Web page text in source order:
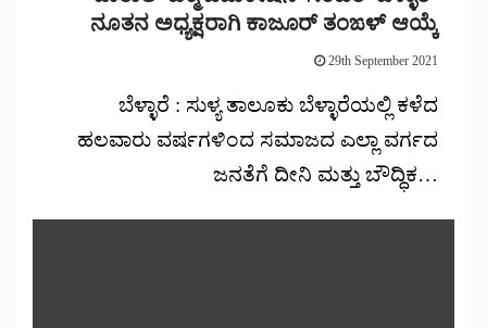
ನೂತನ ಅಧ್ಯಕ್ಷರಾಗಿ ಕಾಜೂರ್ ತಂಙಳ್ ಆಯ್ಕೆ
29th September 2021
ಬೆಳ್ಳಾರೆ : ಸುಳ್ಯ ತಾಲೂಕು ಬೆಳ್ಳಾರೆಯಲ್ಲಿ ಕಳೆದ
ಹಲವಾರು ವರ್ಷಗಳಿಂದ ಸಮಾಜದ ಎಲ್ಲಾ ವರ್ಗದ
ಜನತೆಗೆ ದೀನಿ ಮತ್ತು ಬೌದ್ಧಿಕ…